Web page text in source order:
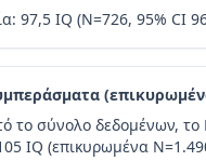
97,5 IQ (N=726, 95% CI
το σύνολο δεδομένων, το
IQ (επικυρωμένα